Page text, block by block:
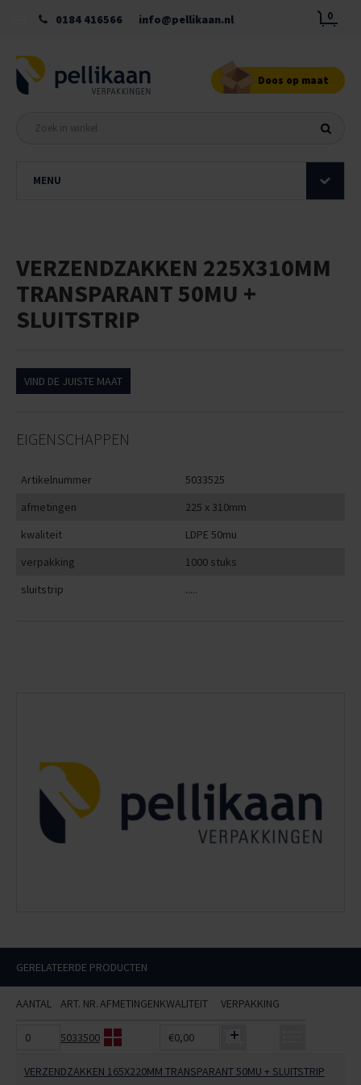
0184 416566 info@pellikaan.nl 0
Doos op maat
MENU
VERZENDZAKKEN 225X310MM
TRANSPARANT 50MU +
SLUITSTRIP
VIND DE JUISTE MAAT
EIGENSCHAPPEN
Artikelnummer
5033525
afmetingen
225 x 310mm
kwaliteit
LDPE 50mu
verpakking
1000 stuks
sluitstrip
.....
GERELATEERDE PRODUCTEN
AANTAL ART. NR.AFMETINGENKWALITEIT VERPAKKING
5033500 €0,00
VERZENDZAKKEN 165X220MM TRANSPARANT 50MU + SLUITSTRIP